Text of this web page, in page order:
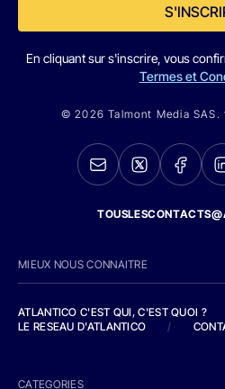
En cliquant sur s'inscrire, vous
Termes et
© 2026 Talmont Media
MIEUX NOUS CONNAITRE
ATLANTICO C'EST QUI, C'EST QUOI ?
LE RESEAU D'ATLANTICO
/
CATEGORIES